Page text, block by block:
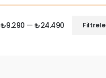
Filtrele
₺9.290 —₺24.490